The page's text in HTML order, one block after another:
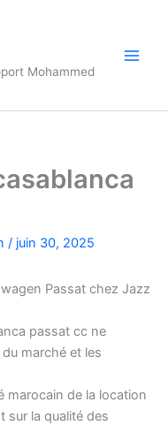
Mohammed
/ juin 30, 2025
Passat chez Jazz
passat cc ne
marché et les
marocain de la location
sur la qualité des